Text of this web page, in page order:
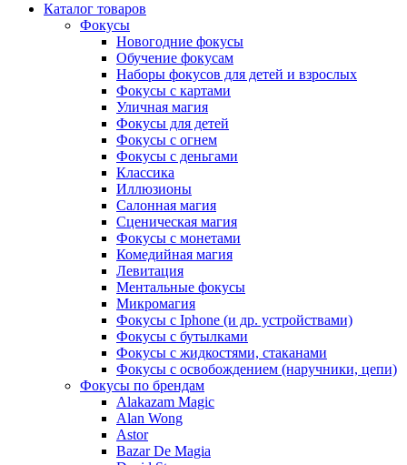
Каталог товаров
Фокусы
Новогодние фокусы
Обучение фокусам
Наборы фокусов для детей и взрослых
Фокусы с картами
Уличная магия
Фокусы для детей
Фокусы с огнем
Фокусы с деньгами
Классика
Иллюзионы
Салонная магия
Сценическая магия
Фокусы с монетами
Комедийная магия
Левитация
Ментальные фокусы
Микромагия
Фокусы с Iphone (и др. устройствами)
Фокусы с бутылками
Фокусы с жидкостями, стаканами
Фокусы с освобождением (наручники, цепи)
Фокусы по брендам
Alakazam Magic
Alan Wong
Astor
Bazar De Magia